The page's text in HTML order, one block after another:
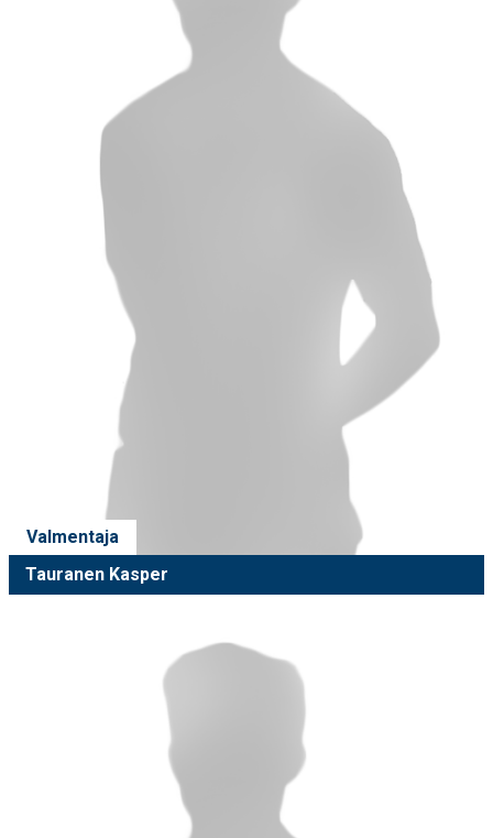
Valmentaja
Tauranen Kasper